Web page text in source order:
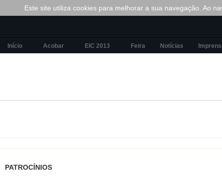
Início Acobar EIC 2013 Feira Notícias
PATROCÍNIOS
Este site utiliza cookies para melhorar a sua navegação. Ao